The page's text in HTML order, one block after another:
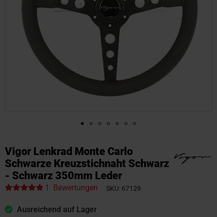
Vigor Lenkrad Monte Carlo
Schwarze Kreuzstichnaht Schwarz
- Schwarz 350mm Leder
1 Bewertungen SKU 67129
Ausreichend auf Lager
Anfang
der
Bildgalerie
springen